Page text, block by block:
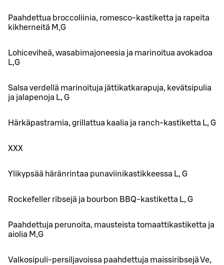
Paahdettua broccoliinia, romesco-kastiketta ja rapeita
kikherneitä M,G
Lohiceviheä, wasabimajoneesia ja marinoitua avokadoa
L,G
Salsa verdellä marinoituja jättikatkarapuja, kevätsipulia
ja jalapenoja L, G
Härkäpastramia, grillattua kaalia ja ranch-kastiketta L, G
XXX
Ylikypsää häränrintaa punaviinikastikkeessa L, G
Rockefeller ribsejä ja bourbon BBQ-kastiketta L, G
Paahdettuja perunoita, mausteista tomaattikastiketta ja
aiolia M,G
Valkosipuli-persiljavoissa paahdettuja maissiribsejä Ve,